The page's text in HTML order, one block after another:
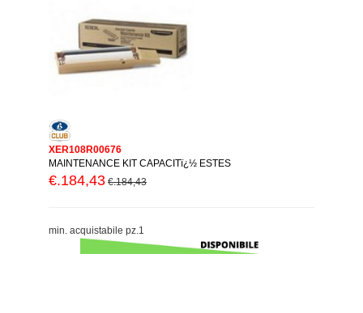
XER108R00676
MAINTENANCE KIT CAPACITï¿½ ESTES
€.184,43 €.184,43
min. acquistabile pz.1